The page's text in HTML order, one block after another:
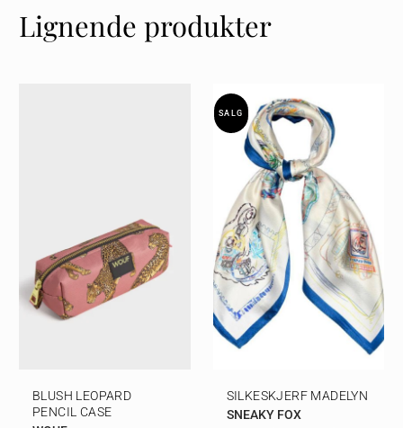
Lignende produkter
BLUSH LEOPARD
PENCIL CASE
SALG
SILKESKJERF MADELYN
SNEAKY FOX